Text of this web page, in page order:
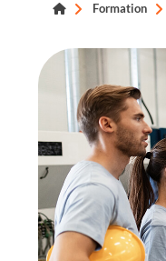
Formation